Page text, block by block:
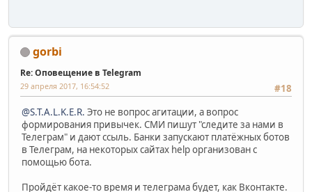
gorbi
Re: Оповещение в Telegram
#18
29 апреля 2017, 16:54:52
@S.T.A.L.K.E.R. Это не вопрос агитации, а вопрос
формирования привычек. СМИ пишут "следите за нами в
Телеграм" и дают ссыль. Банки запускают платёжных ботов
в Телеграм, на некоторых сайтах help организован с
помощью бота.
Пройдёт какое-то время и телеграма будет, как Вконтакте.